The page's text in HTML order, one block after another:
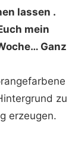
lassen .
mein
Ganz
zu
erzeugen.